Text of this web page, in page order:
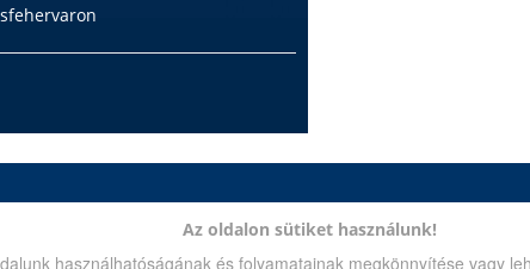
Az oldalon sütiket használunk!
használhatóságának és folyamatainak megkönnyítése vagy
Könyvesbolt
Budapest, Nagyvárad tér 4.
210-4408